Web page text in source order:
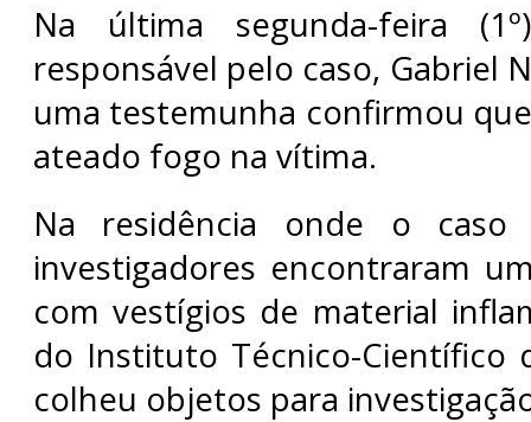
Na última segunda-feira
responsável pelo caso, Gabriel
uma testemunha confirmou
ateado fogo na vítima.
Na residência onde o caso
investigadores encontraram
com vestígios de material
do Instituto Técnico-Científico
colheu objetos para